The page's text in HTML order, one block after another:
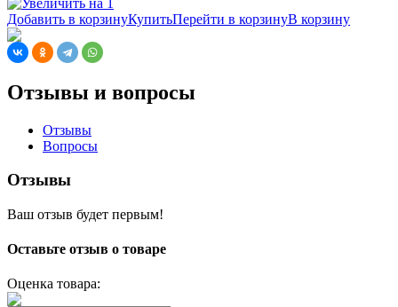
Добавить в корзинуКупитьПерейти в корзинуВ корзину
Отзывы и вопросы
Отзывы
Вопросы
Отзывы
Ваш отзыв будет первым!
Оставьте отзыв о товаре
Оценка товара: